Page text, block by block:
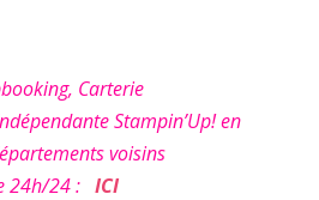
Carterie
Stampin’Up! en
voisins
24h/24 : ICI